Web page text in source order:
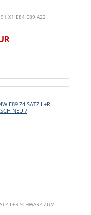
X1 E84 E89 A22
L+R SCHWARZ ZUM